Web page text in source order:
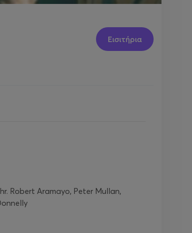
Εισιτήρια
Robert Aramayo, Peter Mullan,